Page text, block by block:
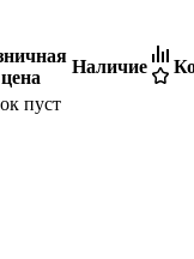
цена
Наличие
пуст